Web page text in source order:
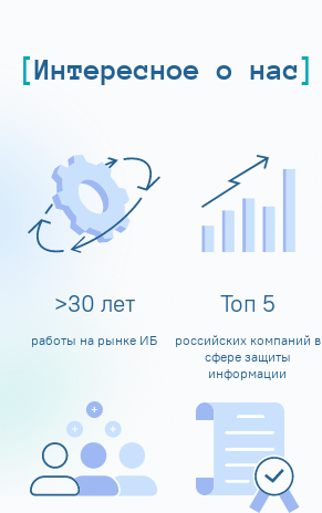
Интересное о нас
>30 лет
работы на рынке ИБ
Топ 5
российских компаний в
сфере защиты
информации